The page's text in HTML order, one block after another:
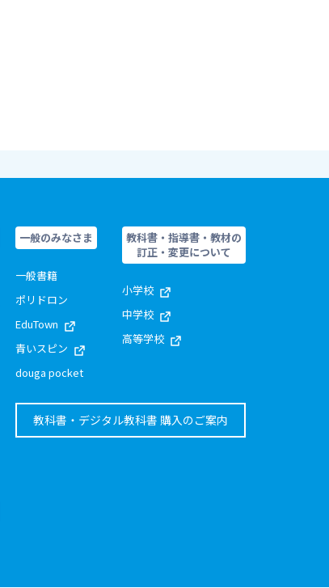
一般のみなさま
一般書籍
ポリドロン
EduTown
青いスピン
douga pocket
教科書・指導書・教材の
訂正・変更について
小学校
中学校
高等学校
教科書・デジタル教科書 購入のご案内